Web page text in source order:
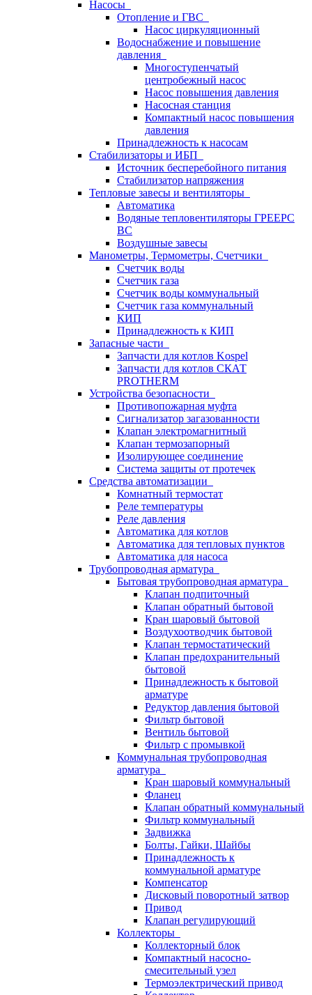
Насосы
Отопление и ГВС
Насос циркуляционный
Водоснабжение и повышение
давления
Многоступенчатый
центробежный насос
Насос повышения давления
Насосная станция
Компактный насос повышения
давления
Принадлежность к насосам
Стабилизаторы и ИБП
Источник бесперебойного питания
Стабилизатор напряжения
Тепловые завесы и вентиляторы
Автоматика
Водяные тепловентиляторы ГРЕЕРС
ВС
Воздушные завесы
Манометры, Термометры, Счетчики
Счетчик воды
Счетчик газа
Счетчик воды коммунальный
Счетчик газа коммунальный
КИП
Принадлежность к КИП
Запасные части
Запчасти для котлов Kospel
Запчасти для котлов СКАТ
PROTHERM
Устройства безопасности
Противопожарная муфта
Сигнализатор загазованности
Клапан электромагнитный
Клапан термозапорный
Изолирующее соединение
Система защиты от протечек
Средства автоматизации
Комнатный термостат
Реле температуры
Реле давления
Автоматика для котлов
Автоматика для тепловых пунктов
Автоматика для насоса
Трубопроводная арматура
Бытовая трубопроводная арматура
Клапан подпиточный
Клапан обратный бытовой
Кран шаровый бытовой
Воздухоотводчик бытовой
Клапан термостатический
Клапан предохранительный
бытовой
Принадлежность к бытовой
арматуре
Редуктор давления бытовой
Фильтр бытовой
Вентиль бытовой
Фильтр с промывкой
Коммунальная трубопроводная
арматура
Кран шаровый коммунальный
Фланец
Клапан обратный коммунальный
Фильтр коммунальный
Задвижка
Болты, Гайки, Шайбы
Принадлежность к
коммунальной арматуре
Компенсатор
Дисковый поворотный затвор
Привод
Клапан регулирующий
Коллекторы
Коллекторный блок
Компактный насосно-
смесительный узел
Термоэлектрический привод